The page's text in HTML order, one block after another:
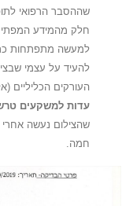
שההסבר הרפואי
חלק מהמידע
למעשה מתפתחות
העורקים הכליליים
עדות למשקעים
שהצילום נעשה
חמה.